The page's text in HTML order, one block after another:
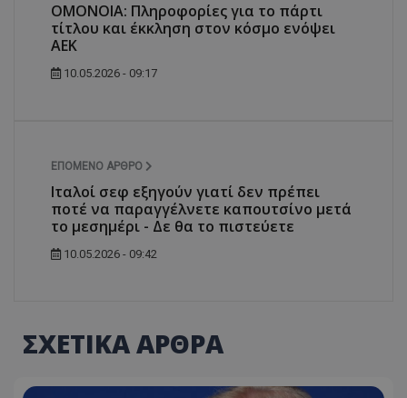
ΟΜΟΝΟΙΑ: Πληροφορίες για το πάρτι
τίτλου και έκκληση στον κόσμο ενόψει
ΑΕΚ
10.05.2026 - 09:17
ΕΠΌΜΕΝΟ ΆΡΘΡΟ
Ιταλοί σεφ εξηγούν γιατί δεν πρέπει
ποτέ να παραγγέλνετε καπουτσίνο μετά
το μεσημέρι - Δε θα το πιστεύετε
10.05.2026 - 09:42
ΣΧΕΤΙΚΑ ΑΡΘΡΑ